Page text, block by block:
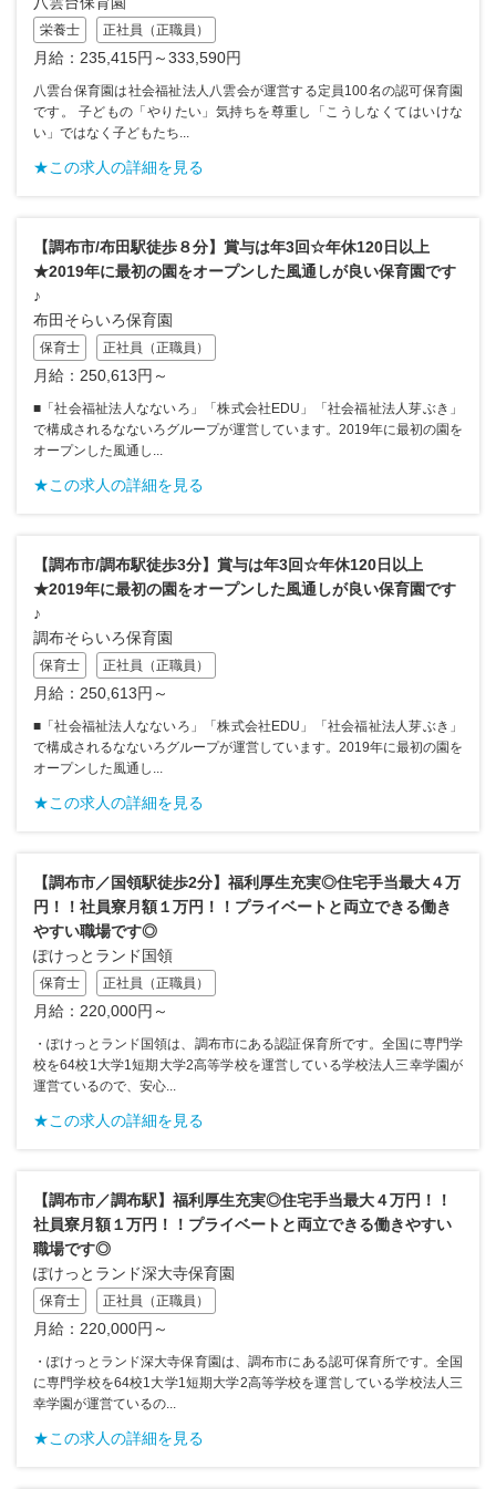
栄養士 正社員（正職員）
月給：235,415円～333,590円
八雲台保育園は社会福祉法人八雲会が運営する定員100名の認可保育園
です。 子どもの「やりたい」気持ちを尊重し「こうしなくてはいけな
い」ではなく子どもたち...
★この求人の詳細を見る
【調布市/布田駅徒歩８分】賞与は年3回☆年休120日以上
★2019年に最初の園をオープンした風通しが良い保育園です
♪
布田そらいろ保育園
保育士 正社員（正職員）
月給：250,613円～
■「社会福祉法人なないろ」「株式会社EDU」「社会福祉法人芽ぶき」
で構成されるなないろグループが運営しています。2019年に最初の園を
オープンした風通し...
★この求人の詳細を見る
【調布市/調布駅徒歩3分】賞与は年3回☆年休120日以上
★2019年に最初の園をオープンした風通しが良い保育園です
♪
調布そらいろ保育園
保育士 正社員（正職員）
月給：250,613円～
■「社会福祉法人なないろ」「株式会社EDU」「社会福祉法人芽ぶき」
で構成されるなないろグループが運営しています。2019年に最初の園を
オープンした風通し...
★この求人の詳細を見る
【調布市／国領駅徒歩2分】福利厚生充実◎住宅手当最大４万
円！！社員寮月額１万円！！プライベートと両立できる働き
やすい職場です◎
ぽけっとランド国領
保育士 正社員（正職員）
月給：220,000円～
・ぽけっとランド国領は、調布市にある認証保育所です。全国に専門学
校を64校1大学1短期大学2高等学校を運営している学校法人三幸学園が
運営ているので、安心...
★この求人の詳細を見る
【調布市／調布駅】福利厚生充実◎住宅手当最大４万円！！
社員寮月額１万円！！プライベートと両立できる働きやすい
職場です◎
ぽけっとランド深大寺保育園
保育士 正社員（正職員）
月給：220,000円～
・ぽけっとランド深大寺保育園は、調布市にある認可保育所です。全国
に専門学校を64校1大学1短期大学2高等学校を運営している学校法人三
幸学園が運営ているの...
★この求人の詳細を見る